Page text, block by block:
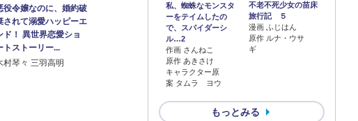
私、蜘蛛なモンスタ
ーをテイムしたの
で、スパイダーシ
ル…2
作画 さんねこ
原作 あきさけ
キャラクター原
案 タムラ ヨウ
不老不死少女の苗床
旅行記 ５
漫画 ふじはん
原作 ルナ・ウサ
ギ
もっとみる
役令嬢なのに、婚約破
されて溺愛ハッピーエ
ド！ 異世界恋愛ショ
トストーリー...
村琴々 三羽高明